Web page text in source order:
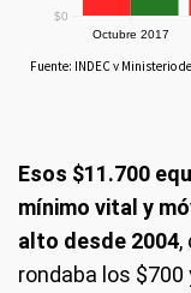
Esos $11.700
mínimo vital y
alto desde 2004,
rondaba los